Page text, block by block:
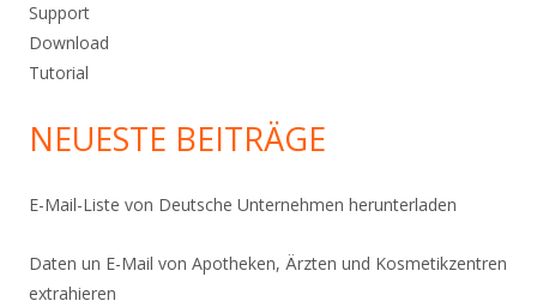
Support
Download
Tutorial
NEUESTE BEITRÄGE
E-Mail-Liste von Deutsche Unternehmen herunterladen
Daten un E-Mail von Apotheken, Ärzten und Kosmetikzentren
extrahieren